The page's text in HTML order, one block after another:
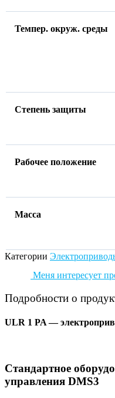
Темпер. окруж. среды
Степень защиты
Рабочее положение
Macca
Категории
Меня интересует
Подробности о
ULR 1 PA —
Стандартное
управления DMS3